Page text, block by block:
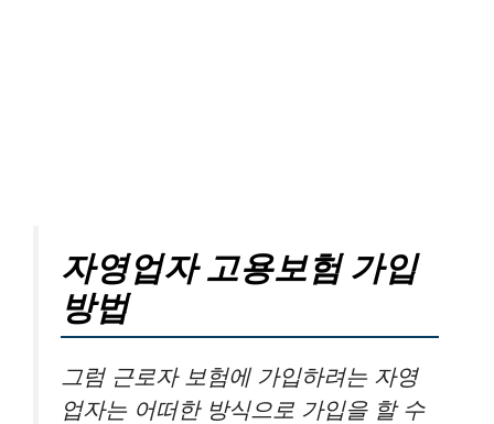
자영업자 고용보험 가입
방법
그럼 근로자 보험에 가입하려는 자영
업자는 어떠한 방식으로 가입을 할 수